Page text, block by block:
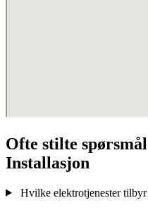
Ofte stilte
Installasjon
Hvilke elektrotjenester